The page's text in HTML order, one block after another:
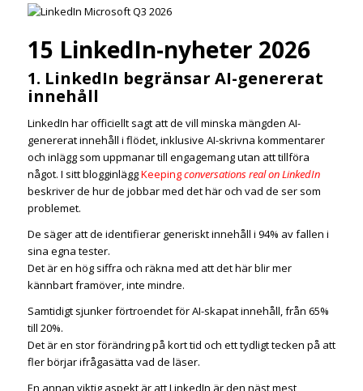
15 LinkedIn-nyheter 2026
1. LinkedIn begränsar AI-genererat
innehåll
LinkedIn har officiellt sagt att de vill minska mängden AI-
genererat innehåll i flödet, inklusive AI-skrivna kommentarer
och inlägg som uppmanar till engagemang utan att tillföra
något. I sitt blogginläggKeepingconversations real on LinkedIn
beskriver de hur de jobbar med det här och vad de ser som
problemet.
De säger att de identifierar generiskt innehåll i 94% av fallen i
sina egna tester.
Det är en hög siffra och räkna med att det här blir mer
kännbart framöver, inte mindre.
Samtidigt sjunker förtroendet för AI-skapat innehåll, från 65%
till 20%.
Det är en stor förändring på kort tid och ett tydligt tecken på att
fler börjar ifrågasätta vad de läser.
En annan viktig aspekt är att LinkedIn är den näst mest